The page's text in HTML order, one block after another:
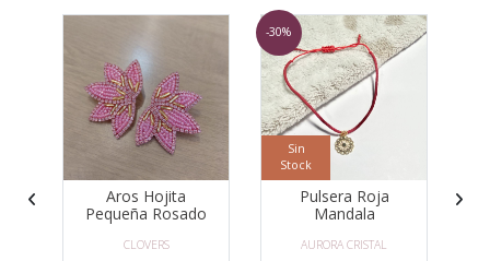
Aros Hojita
Pequeña Rosado
CLOVERS
-30%
Sin
Stock
Pulsera Roja
Mandala
AURORA CRISTAL